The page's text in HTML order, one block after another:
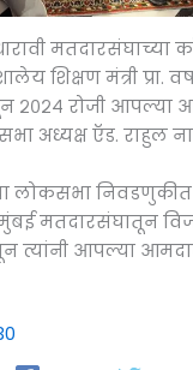
मतदारसंघाच्या
शिक्षण मंत्री प्रा.
२०२४ रोजी आपल्या
अध्यक्ष ऍड. राहुल
निवडणुकीत
मुंबई मतदारसंघातून
त्यांनी आपल्या